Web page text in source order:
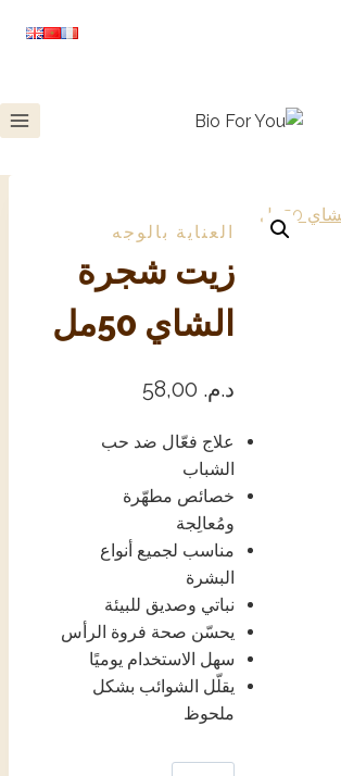
العناية بالوجه
زيت شجرة
الشاي 50مل
د.م.
علاج فعّال ضد حب
الشباب
خصائص مطهّرة
ومُعالِجة
مناسب لجميع أنواع
البشرة
نباتي وصديق للبيئة
يحسّن صحة فروة الرأس
سهل الاستخدام يوميًا
يقلّل الشوائب بشكل
ملحوظ